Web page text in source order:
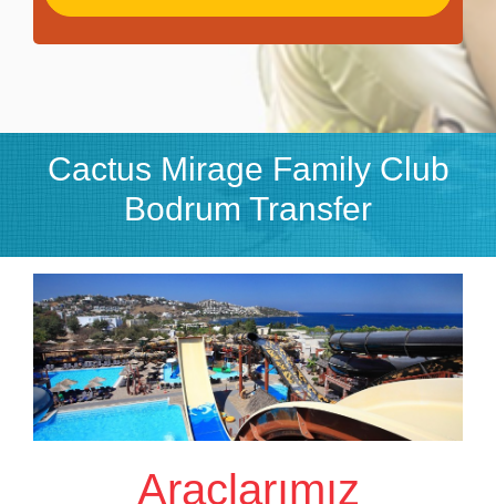
Cactus Mirage Family Club
Bodrum Transfer
Araçlarımız